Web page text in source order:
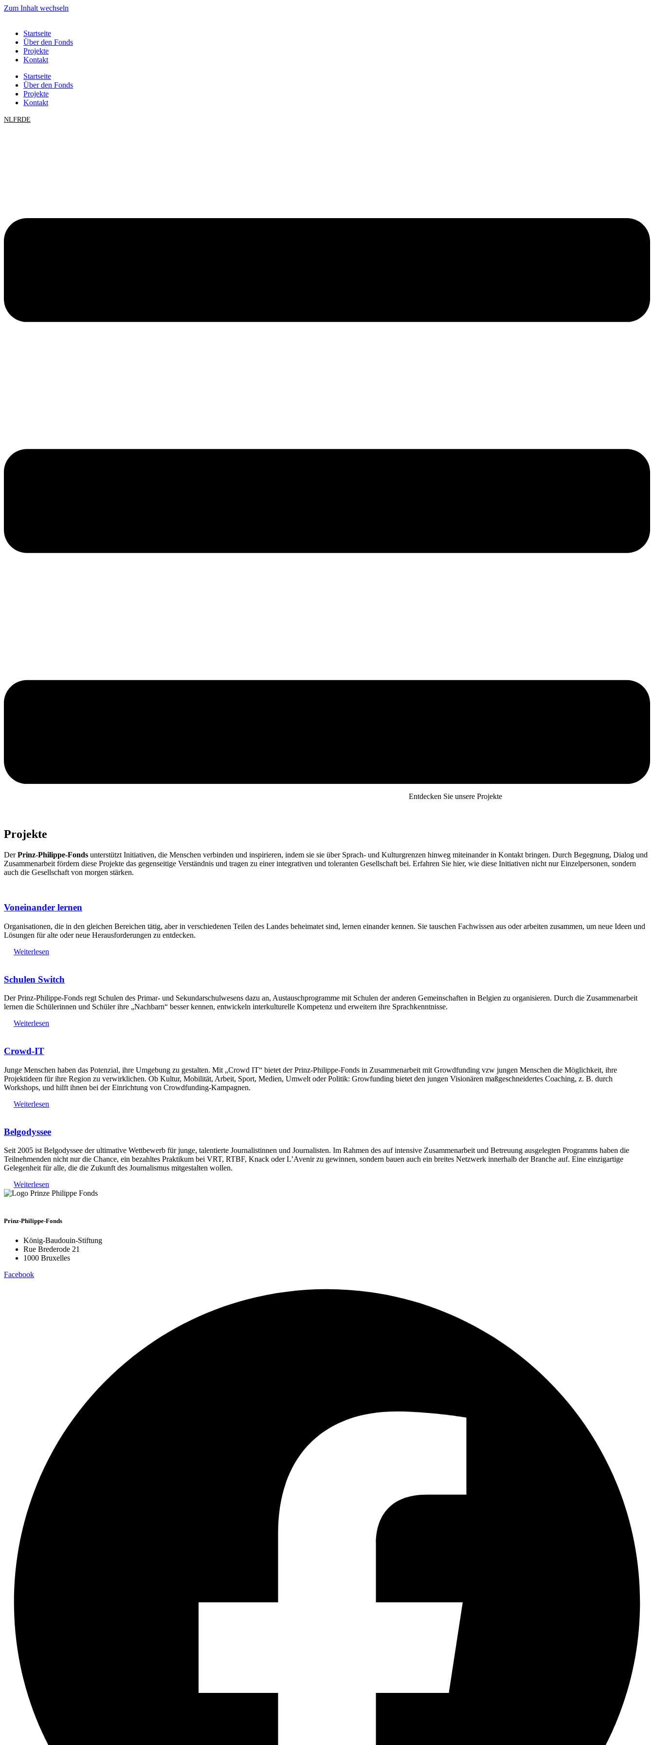
Zum Inhalt wechseln
Startseite
Über den Fonds
Projekte
Kontakt
Startseite
Über den Fonds
Projekte
Kontakt
NLFRDE
Entdecken Sie unsere Projekte
Projekte
DerPrinz-Philippe-Fonds unterstützt Initiativen, die Menschen verbinden und inspirieren, indem sie sie über Sprach- und Kulturgrenzen hinweg miteinander in Kontakt bringen. Durch Begegnung, Dialog und
Zusammenarbeit fördern diese Projekte das gegenseitige Verständnis und tragen zu einer integrativen und toleranten Gesellschaft bei. Erfahren Sie hier, wie diese Initiativen nicht nur Einzelpersonen, sondern
auch die Gesellschaft von morgen stärken.
Voneinander lernen
Organisationen, die in den gleichen Bereichen tätig, aber in verschiedenen Teilen des Landes beheimatet sind, lernen einander kennen. Sie tauschen Fachwissen aus oder arbeiten zusammen, um neue Ideen und
Lösungen für alte oder neue Herausforderungen zu entdecken.
Weiterlesen
Schulen Switch
Der Prinz-Philippe-Fonds regt Schulen des Primar- und Sekundarschulwesens dazu an, Austauschprogramme mit Schulen der anderen Gemeinschaften in Belgien zu organisieren. Durch die Zusammenarbeit
lernen die Schülerinnen und Schüler ihre „Nachbarn“ besser kennen, entwickeln interkulturelle Kompetenz und erweitern ihre Sprachkenntnisse.
Weiterlesen
Crowd-IT
Junge Menschen haben das Potenzial, ihre Umgebung zu gestalten. Mit „Crowd IT“ bietet der Prinz-Philippe-Fonds in Zusammenarbeit mit Growdfunding vzw jungen Menschen die Möglichkeit, ihre
Projektideen für ihre Region zu verwirklichen. Ob Kultur, Mobilität, Arbeit, Sport, Medien, Umwelt oder Politik: Growfunding bietet den jungen Visionären maßgeschneidertes Coaching, z. B. durch
Workshops, und hilft ihnen bei der Einrichtung von Crowdfunding-Kampagnen.
Weiterlesen
Belgodyssee
Seit 2005 ist Belgodyssee der ultimative Wettbewerb für junge, talentierte Journalistinnen und Journalisten. Im Rahmen des auf intensive Zusammenarbeit und Betreuung ausgelegten Programms haben die
Teilnehmenden nicht nur die Chance, ein bezahltes Praktikum bei VRT, RTBF, Knack oder L’Avenir zu gewinnen, sondern bauen auch ein breites Netzwerk innerhalb der Branche auf. Eine einzigartige
Gelegenheit für alle, die die Zukunft des Journalismus mitgestalten wollen.
Weiterlesen
Prinz-Philippe-Fonds
König-Baudouin-Stiftung
Rue Brederode 21
1000 Bruxelles
Facebook